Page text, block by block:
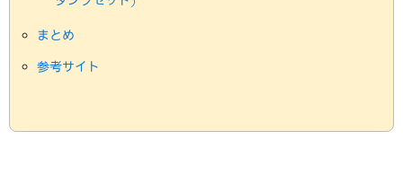
まとめ
参考サイト